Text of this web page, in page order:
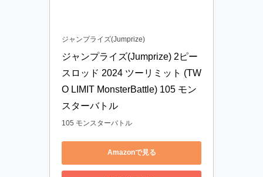
ジャンプライズ(Jumprize)
ジャンプライズ(Jumprize) 2ピー
スロッド 2024 ツーリミット (TW
O LIMIT MonsterBattle) 105 モン
スターバトル
105 モンスターバトル
Amazonで見る